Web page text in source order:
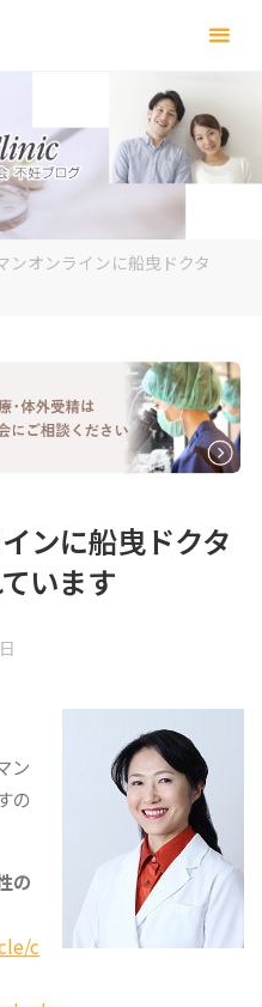
ンオンラインに船曳ドクタ
ンに船曳ドクタ
います
ン
の
の
c